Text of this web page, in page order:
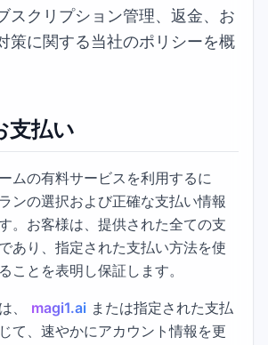
スクリプション管理、返金、お
策に関する当社のポリシーを概
支払い
ムの有料サービスを利用するに
ンの選択および正確な支払い情報
。お客様は、提供された全ての支
あり、指定された支払い方法を使
ことを表明し保証します。
、 magi1.ai または指定された支払
て、速やかにアカウント情報を更